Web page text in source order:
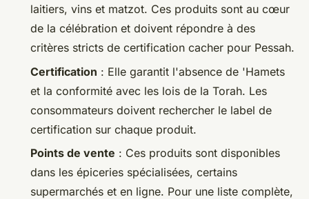
laitiers, vins et matzot. Ces produits sont au cœur
de la célébration et doivent répondre à des
critères stricts de certification cacher pour Pessah.
Certification : Elle garantit l'absence de 'Hamets
et la conformité avec les lois de la Torah. Les
consommateurs doivent rechercher le label de
certification sur chaque produit.
Points de vente : Ces produits sont disponibles
dans les épiceries spécialisées, certains
supermarchés et en ligne. Pour une liste complète,